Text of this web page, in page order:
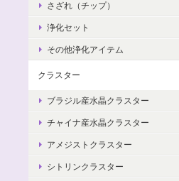
さざれ（チップ）
浄化セット
その他浄化アイテム
クラスター
ブラジル産水晶クラスター
チャイナ産水晶クラスター
アメジストクラスター
シトリンクラスター